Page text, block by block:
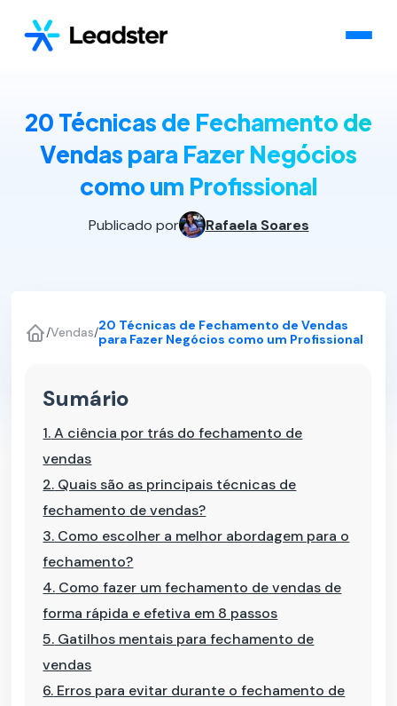
20 Técnicas de Fechamento de
Vendas para Fazer Negócios
como um Profissional
Publicado por Rafaela Soares
/Vendas/20 Técnicas de Fechamento de Vendas
para Fazer Negócios como um Profissional
Sumário
1.A ciência por trás do fechamento de
vendas
2. Quais são as principais técnicas de
fechamento de vendas?
3. Como escolher a melhor abordagem para o
fechamento?
4. Como fazer um fechamento de vendas de
forma rápida e efetiva em 8 passos
5. Gatilhos mentais para fechamento de
vendas
6. Erros para evitar durante o fechamento de